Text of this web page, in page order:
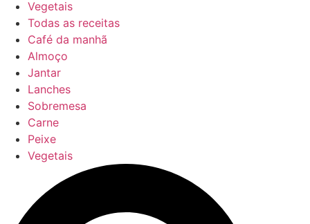
Vegetais
Todas as receitas
Café da manhã
Almoço
Jantar
Lanches
Sobremesa
Carne
Peixe
Vegetais